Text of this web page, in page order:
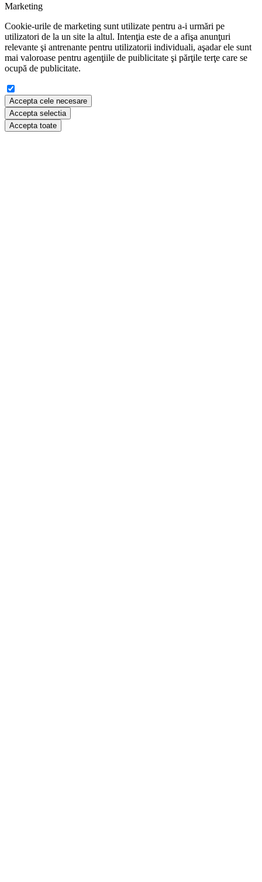
Marketing
Cookie-urile de marketing sunt utilizate pentru a-i urmări pe
utilizatori de la un site la altul. Intenţia este de a afişa anunţuri
relevante şi antrenante pentru utilizatorii individuali, aşadar ele sunt
mai valoroase pentru agenţiile de puiblicitate şi părţile terţe care se
ocupă de publicitate.
Accepta cele necesare
Accepta selectia
Accepta toate